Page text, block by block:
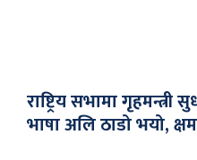
राष्ट्रिय सभामा
भाषा अलि ठाडो भयो,